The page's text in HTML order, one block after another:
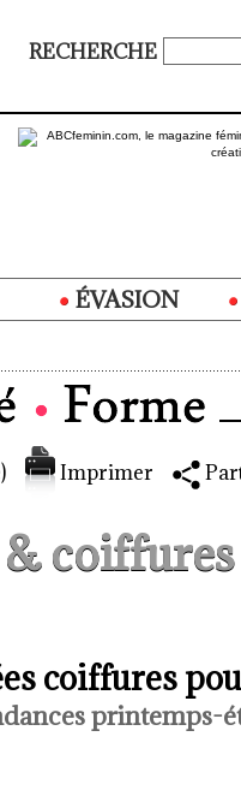
RECHERCHE
ÉVASION
Imprimer
coiffures
coiffures
printemps-